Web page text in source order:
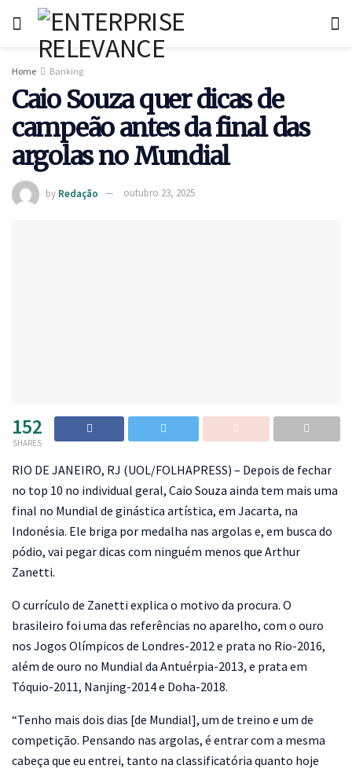
Home Banking
Caio Souza quer dicas de
campeão antes da final das
argolas no Mundial
by Redação outubro 23, 2025
152
SHARES
RIO DE JANEIRO, RJ (UOL/FOLHAPRESS) – Depois de fechar
no top 10 no individual geral, Caio Souza ainda tem mais uma
final no Mundial de ginástica artística, em Jacarta, na
Indonésia. Ele briga por medalha nas argolas e, em busca do
pódio, vai pegar dicas com ninguém menos que Arthur
Zanetti.
O currículo de Zanetti explica o motivo da procura. O
brasileiro foi uma das referências no aparelho, com o ouro
nos Jogos Olímpicos de Londres-2012 e prata no Rio-2016,
além de ouro no Mundial da Antuérpia-2013, e prata em
Tóquio-2011, Nanjing-2014 e Doha-2018.
“Tenho mais dois dias [de Mundial], um de treino e um de
competição. Pensando nas argolas, é entrar com a mesma
cabeça que eu entrei, tanto na classificatória quanto hoje